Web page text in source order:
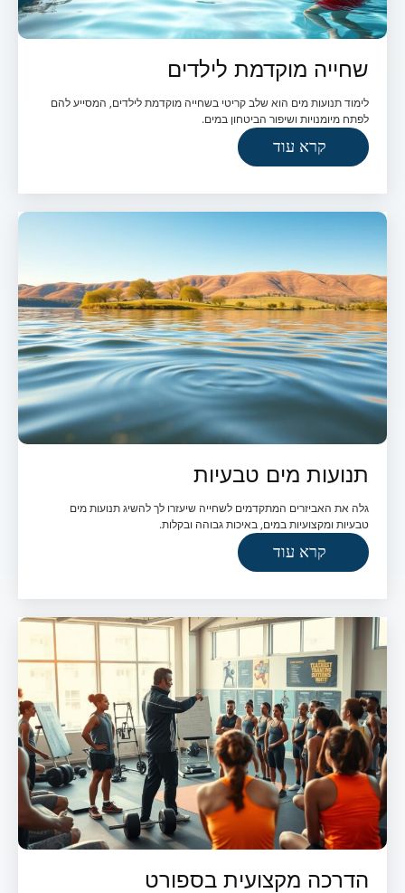
שחייה מוקדמת לילדים
לימוד תנועות מים הוא שלב קריטי בשחייה מוקדמת לילדים, המסייע להם
לפתח מיומנויות ושיפור הביטחון במים.
קרא עוד
תנועות מים טבעיות
גלה את האביזרים המתקדמים לשחייה שיעזרו לך להשיג תנועות מים
טבעיות ומקצועיות במים, באיכות גבוהה ובקלות.
קרא עוד
הדרכה מקצועית בספורט